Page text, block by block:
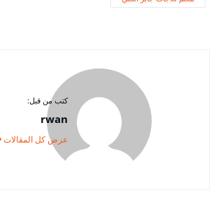
كتب من قبل:
rwan
عرض كل المقالات